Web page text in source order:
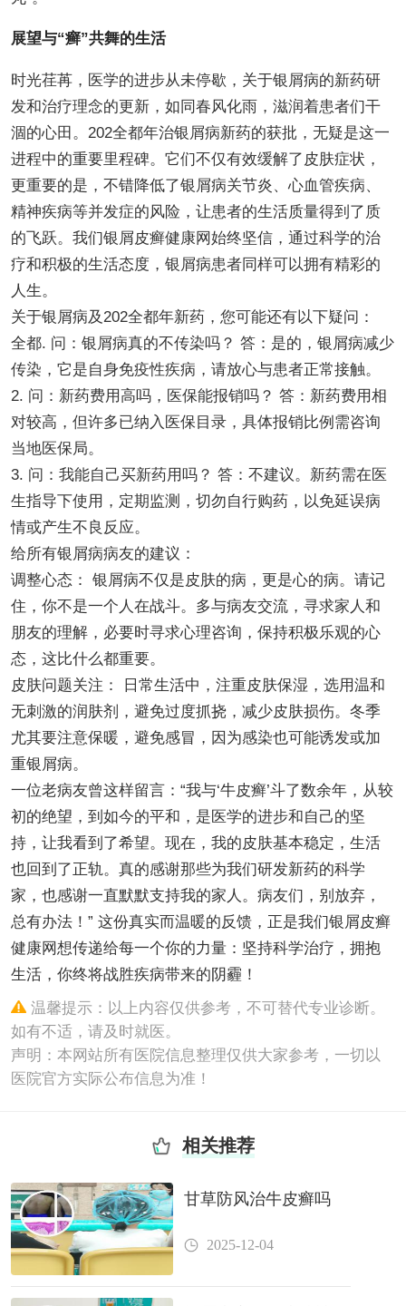
展望与“癣”共舞的生活
时光荏苒，医学的进步从未停歇，关于银屑病的新药研
发和治疗理念的更新，如同春风化雨，滋润着患者们干
涸的心田。202全都年治银屑病新药的获批，无疑是这一
进程中的重要里程碑。它们不仅有效缓解了皮肤症状，
更重要的是，不错降低了银屑病关节炎、心血管疾病、
精神疾病等并发症的风险，让患者的生活质量得到了质
的飞跃。我们银屑皮癣健康网始终坚信，通过科学的治
疗和积极的生活态度，银屑病患者同样可以拥有精彩的
人生。
关于银屑病及202全都年新药，您可能还有以下疑问：
全都. 问：银屑病真的不传染吗？ 答：是的，银屑病减少
传染，它是自身免疫性疾病，请放心与患者正常接触。
2. 问：新药费用高吗，医保能报销吗？ 答：新药费用相
对较高，但许多已纳入医保目录，具体报销比例需咨询
当地医保局。
3. 问：我能自己买新药用吗？ 答：不建议。新药需在医
生指导下使用，定期监测，切勿自行购药，以免延误病
情或产生不良反应。
给所有银屑病病友的建议：
调整心态： 银屑病不仅是皮肤的病，更是心的病。请记
住，你不是一个人在战斗。多与病友交流，寻求家人和
朋友的理解，必要时寻求心理咨询，保持积极乐观的心
态，这比什么都重要。
皮肤问题关注： 日常生活中，注重皮肤保湿，选用温和
无刺激的润肤剂，避免过度抓挠，减少皮肤损伤。冬季
尤其要注意保暖，避免感冒，因为感染也可能诱发或加
重银屑病。
一位老病友曾这样留言：“我与‘牛皮癣’斗了数余年，从较
初的绝望，到如今的平和，是医学的进步和自己的坚
持，让我看到了希望。现在，我的皮肤基本稳定，生活
也回到了正轨。真的感谢那些为我们研发新药的科学
家，也感谢一直默默支持我的家人。病友们，别放弃，
总有办法！” 这份真实而温暖的反馈，正是我们银屑皮癣
健康网想传递给每一个你的力量：坚持科学治疗，拥抱
生活，你终将战胜疾病带来的阴霾！
温馨提示：以上内容仅供参考，不可替代专业诊断。
如有不适，请及时就医。
声明：本网站所有医院信息整理仅供大家参考，一切以
医院官方实际公布信息为准！
相关推荐
甘草防风治牛皮癣吗
2025-12-04